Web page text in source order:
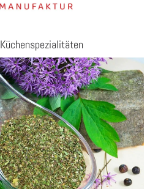
Küchenspezialitäten